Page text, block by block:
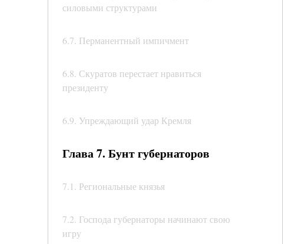
силовыми структурами
6.7. Перманентный импичмент
6.8. Скуратов перестает нравиться
президенту
6.9. Упреждающий удар Кремля
Глава 7. Бунт губернаторов
7.1. Региональные князья
7.2. Господа губернаторы начинают свою
игру